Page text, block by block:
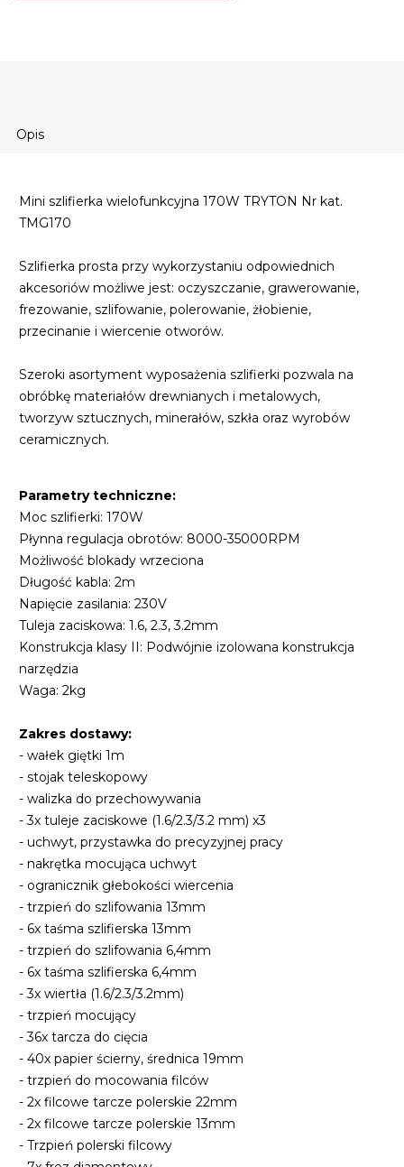
Opis
Mini szlifierka wielofunkcyjna 170W TRYTON Nr kat.
TMG170
Szlifierka prosta przy wykorzystaniu odpowiednich
akcesoriów możliwe jest: oczyszczanie, grawerowanie,
frezowanie, szlifowanie, polerowanie, żłobienie,
przecinanie i wiercenie otworów.
Szeroki asortyment wyposażenia szlifierki pozwala na
obróbkę materiałów drewnianych i metalowych,
tworzyw sztucznych, minerałów, szkła oraz wyrobów
ceramicznych.
Parametry techniczne:
Moc szlifierki: 170W
Płynna regulacja obrotów: 8000-35000RPM
Możliwość blokady wrzeciona
Długość kabla: 2m
Napięcie zasilania: 230V
Tuleja zaciskowa: 1.6, 2.3, 3.2mm
Konstrukcja klasy II: Podwójnie izolowana konstrukcja
narzędzia
Waga: 2kg
Zakres dostawy:
- wałek giętki 1m
- stojak teleskopowy
- walizka do przechowywania
- 3x tuleje zaciskowe (1.6/2.3/3.2 mm) x3
- uchwyt, przystawka do precyzyjnej pracy
- nakrętka mocująca uchwyt
- ogranicznik głebokości wiercenia
- trzpień do szlifowania 13mm
- 6x taśma szlifierska 13mm
- trzpień do szlifowania 6,4mm
- 6x taśma szlifierska 6,4mm
- 3x wiertła (1.6/2.3/3.2mm)
- trzpień mocujący
- 36x tarcza do cięcia
- 40x papier ścierny, średnica 19mm
- trzpień do mocowania filców
- 2x filcowe tarcze polerskie 22mm
- 2x filcowe tarcze polerskie 13mm
- Trzpień polerski filcowy